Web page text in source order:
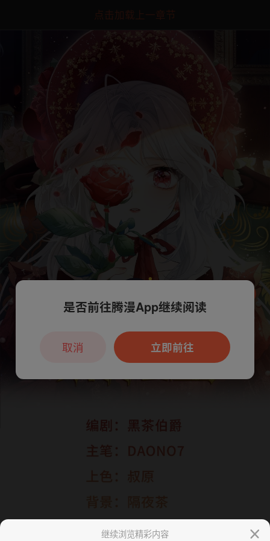
点击加载上一章节
继续浏览精彩内容
本章节仅支持App阅读，可打开App新用
户7天免费看
是否前往腾漫App继续阅读
立即前往
取消